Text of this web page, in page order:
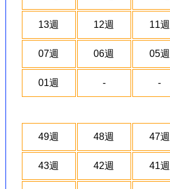
13週 12週 11週
07週 06週 05週
01週 - -
49週 48週 47週
43週 42週 41週